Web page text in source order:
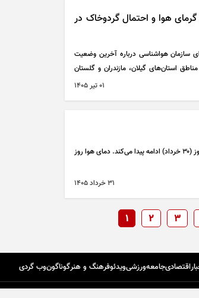
هوا و احتمال گردوخاک در
سازمان هواشناسی درباره آخرین وضعیت
استان‌های گیلان، مازندران و گلستان
۰۱ تير ۱۴۰۵
روند افزایشی دما تهران که از اواخر هفته گذشته شروع شد تا امروز (۳۰ خرداد) ادامه پیدا می‌کند. دمای هوا روز
۳۱ خرداد ۱۴۰۵
1 2 3
اقتصادیجامعهورزشیویدئوفرهنگ و هنرگوناگونوب گردی